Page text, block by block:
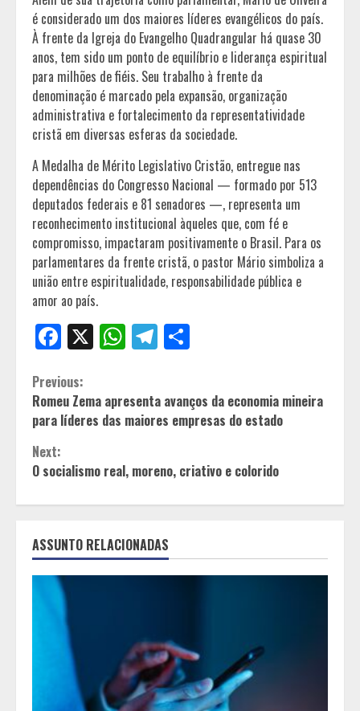
é considerado um dos maiores líderes evangélicos do país.
À frente da Igreja do Evangelho Quadrangular há quase 30
anos, tem sido um ponto de equilíbrio e liderança espiritual
para milhões de fiéis. Seu trabalho à frente da
denominação é marcado pela expansão, organização
administrativa e fortalecimento da representatividade
cristã em diversas esferas da sociedade.
A Medalha de Mérito Legislativo Cristão, entregue nas
dependências do Congresso Nacional — formado por 513
deputados federais e 81 senadores —, representa um
reconhecimento institucional àqueles que, com fé e
compromisso, impactaram positivamente o Brasil. Para os
parlamentares da frente cristã, o pastor Mário simboliza a
união entre espiritualidade, responsabilidade pública e
amor ao país.
Facebook
X WhatsApp
Telegram
Continue
Reading
Previous:
Romeu Zema apresenta avanços da economia mineira
para líderes das maiores empresas do estado
Next:
O socialismo real, moreno, criativo e colorido
ASSUNTO RELACIONADAS